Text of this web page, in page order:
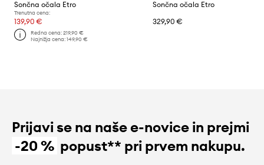
Sončna očala Etro
Trenutna cena:
139,90 €
Redna cena:219,90 €
Najnižja cena:149,90 €
Sončna očala Etro
329,90 €
Prijavi se na naše e-novice in prejmi
-20 % popust** pri prvem nakupu.